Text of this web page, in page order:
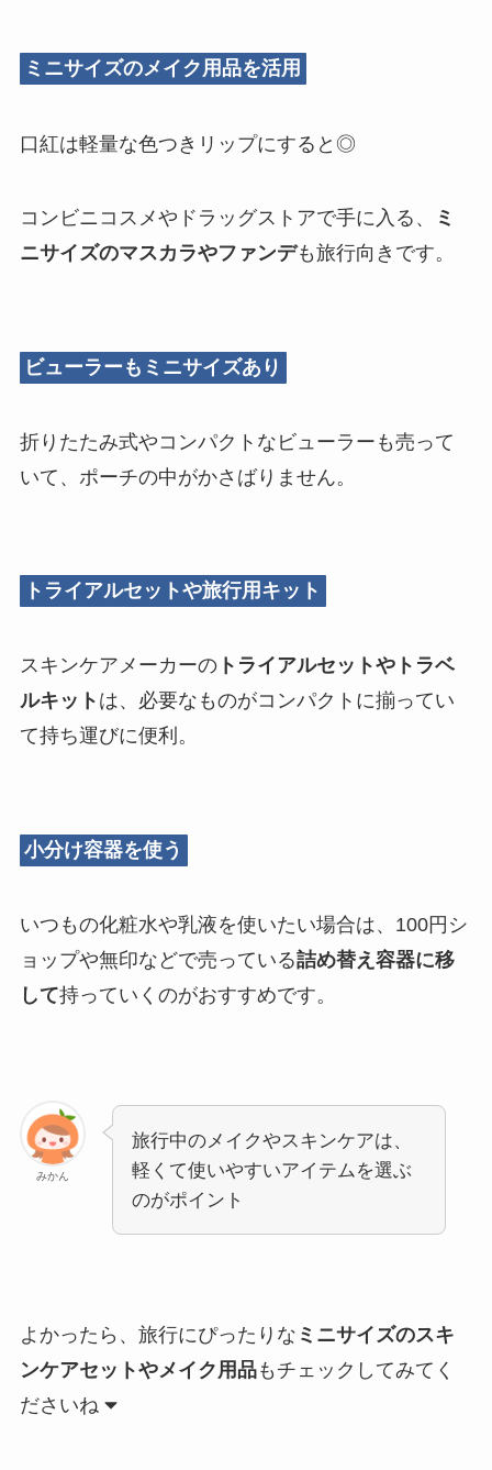
ミニサイズのメイク用品を活用
口紅は軽量な色つきリップにすると◎
コンビニコスメやドラッグストアで手に入る、
ミ
ニサイズのマスカラやファンデも旅行向きです。
ビューラーもミニサイズあり
折りたたみ式やコンパクトなビューラーも売って
いて、ポーチの中がかさばりません。
トライアルセットや旅行用キット
スキンケアメーカーのトライアルセットやトラベ
ルキット は、必要なものがコンパクトに揃ってい
て持ち運びに便利。
小分け容器を使う
いつもの化粧水や乳液を使いたい場合は、100円シ
ョップや無印などで売っている詰め替え容器に移
して持っていくのがおすすめです。
みかん
旅行中のメイクやスキンケアは、
軽くて使いやすいアイテムを選ぶ
のがポイント
よかったら、旅行にぴったりな ミニサイズのスキ
ンケアセットやメイク用品もチェックしてみてく
ださいね